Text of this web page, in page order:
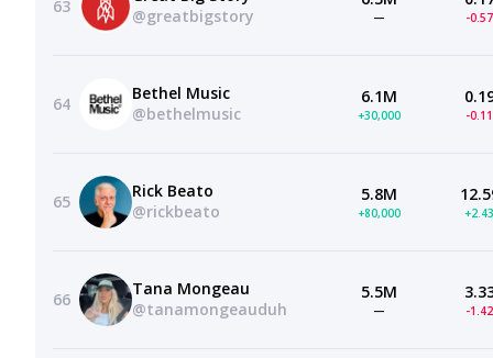
63
@greatbigstory
— -
64
Bethel Music
@bethelmusic
6.1M
+30,000 -
65
Rick Beato
@rickbeato
5.8M
+80,000
66
Tana Mongeau
@tanamongeauduh
5.5M
— -